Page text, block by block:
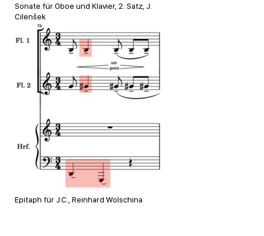
Sonate für Oboe und Klavier, 2. Satz, J.
Cilenšek
Epitaph für J.C., Reinhard Wolschina